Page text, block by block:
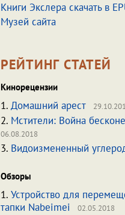
Книги Экслера скачать в
Музей сайта
РЕЙТИНГ СТАТЕЙ
Кинорецензии
1. Домашний арест
2. Мстители: Война
06.08.2018
3. Видоизмененный
Обзоры
1. Устройство для
тапки Nabeimei
02.05.2018